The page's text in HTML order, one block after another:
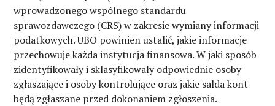
wprowadzonego wspólnego standardu
sprawozdawczego (CRS) w zakresie wymiany informacji
podatkowych. UBO powinien ustalić, jakie informacje
przechowuje każda instytucja finansowa. W jaki sposób
zidentyfikowały i sklasyfikowały odpowiednie osoby
zgłaszające i osoby kontrolujące oraz jakie salda kont
będą zgłaszane przed dokonaniem zgłoszenia.